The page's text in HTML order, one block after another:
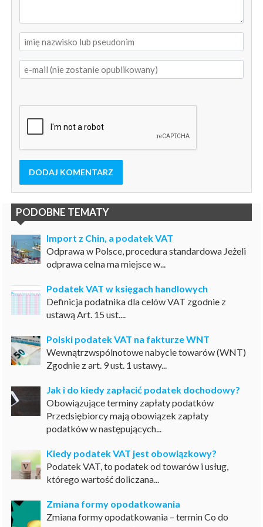
DODAJ KOMENTARZ
PODOBNE TEMATY
Import z Chin, a podatek VAT
Odprawa w Polsce, procedura standardowa Jeżeli
odprawa celna ma miejsce w...
Podatek VAT w księgach handlowych
Definicja podatnika dla celów VAT zgodnie z
ustawą Art. 15 ust....
Polski podatek VAT na fakturze WNT
Wewnątrzwspólnotowe nabycie towarów (WNT)
Zgodnie z art. 9 ust. 1 ustawy...
Jak i do kiedy zapłacić podatek dochodowy?
Obowiązujące terminy zapłaty podatków
Przedsiębiorcy mają obowiązek zapłaty
podatków w następujących...
Kiedy podatek VAT jest obowiązkowy?
Podatek VAT, to podatek od towarów i usług,
którego wartość doliczana...
Zmiana formy opodatkowania
Zmiana formy opodatkowania – termin Co do